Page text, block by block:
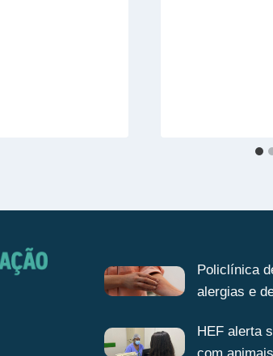
Policlínica
alergias e
HEF alerta